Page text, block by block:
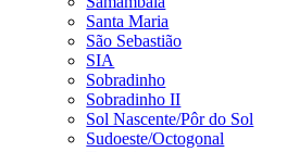
Santa Maria
São Sebastião
SIA
Sobradinho
Sobradinho II
Sol Nascente/Pôr do Sol
Sudoeste/Octogonal